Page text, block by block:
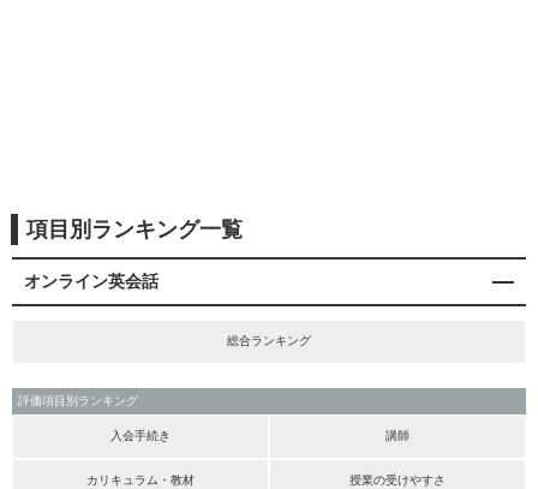
項目別ランキング一覧
オンライン英会話
総合ランキング
評価項目別ランキング
入会手続き 講師
カリキュラム・教材 授業の受けやすさ